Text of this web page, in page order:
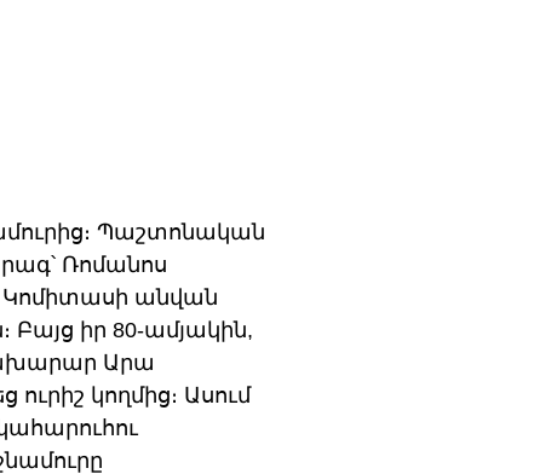
Պաշտոնական
Ռոմանոս
Կոմիտասի անվան
իր 80-ամյակին,
Արա
կողմից։ Ասում